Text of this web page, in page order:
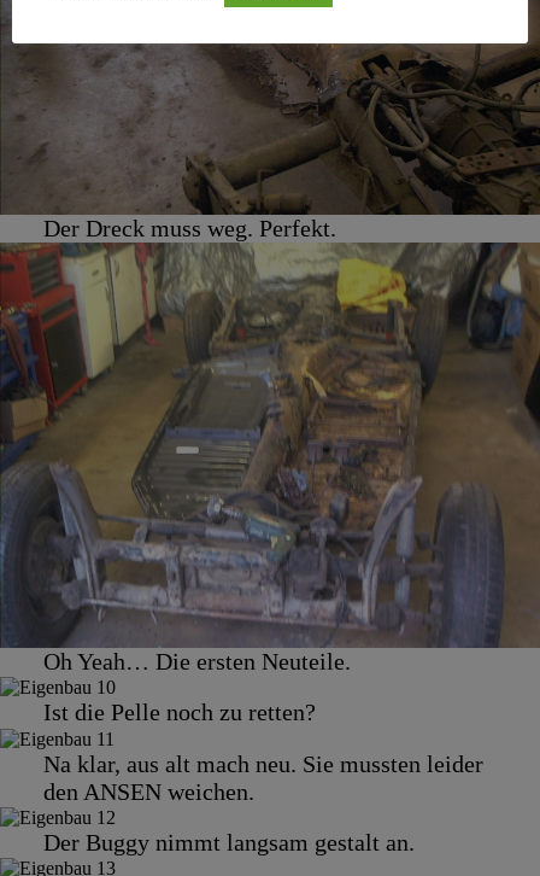
Der Dreck muss weg. Perfekt.
Oh Yeah… Die ersten Neuteile.
Ist die Pelle noch zu retten?
Na klar, aus alt mach neu. Sie mussten leider
den ANSEN weichen.
Der Buggy nimmt langsam gestalt an.